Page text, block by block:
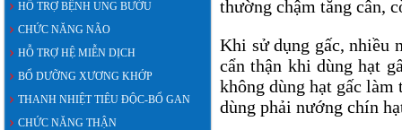
HỖ TRỢ BỆNH UNG BƯỚU
CHỨC NĂNG NÃO
HỖ TRỢ HỆ MIỄN DỊCH
BỔ DƯỠNG XƯƠNG KHỚP
THANH NHIỆT TIÊU ĐỘC-BỔ GAN
CHỨC NĂNG THẬN
thường chậm tăng cân,
Khi sử dụng gấc, nhiều
cẩn thận khi dùng hạt
không dùng hạt gấc
dùng phải nướng chín